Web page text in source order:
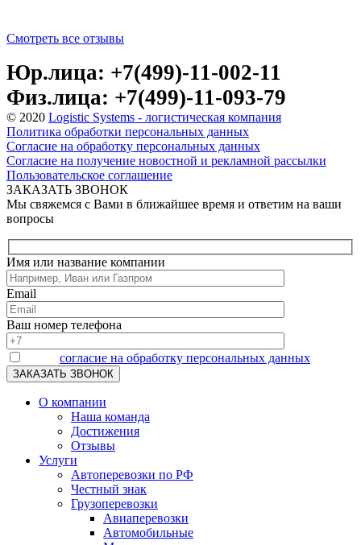
Смотреть все отзывы
Юр.лица: +7(499)-11-002-11
Физ.лица: +7(499)-11-093-79
© 2020 Logistic Systems - логистическая компания
Политика обработки персональных данных
Согласие на обработку персональных данных
Согласие на получение новостной и рекламной рассылки
Пользовательское соглашение
ЗАКАЗАТЬ ЗВОНОК
Мы свяжемся с Вами в ближайшее время и ответим на ваши
вопросы
Имя или название компании
Email
Ваш номер телефона
согласие на обработку персональных данных
О компании
Наша команда
Достижения
Отзывы
Услуги
Автоперевозки по РФ
Честный знак
Грузоперевозки
Авиаперевозки
Автомобильные